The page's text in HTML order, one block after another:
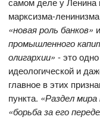
марксизма-
«новая роль банков» и
промышленного
олигархии» - это
идеологической и
главное в этих
пункта. «Раздел
«борьба за его